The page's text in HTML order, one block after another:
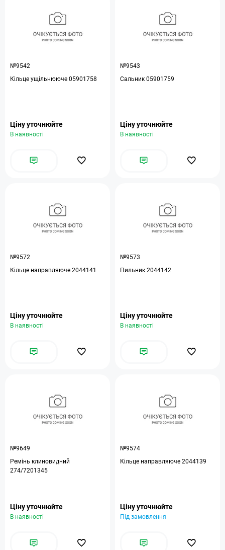
№9542
Кільце ущільнююче 05901758
Ціну уточнюйте
В наявності
№9543
Сальник 05901759
Ціну уточнюйте
В наявності
№9572
Кільце направляюче 2044141
Ціну уточнюйте
В наявності
№9573
Пильник 2044142
Ціну уточнюйте
В наявності
№9649
Ремінь клиновидний
274/7201345
Ціну уточнюйте
В наявності
№9574
Кільце направляюче 2044139
Ціну уточнюйте
Під замовлення